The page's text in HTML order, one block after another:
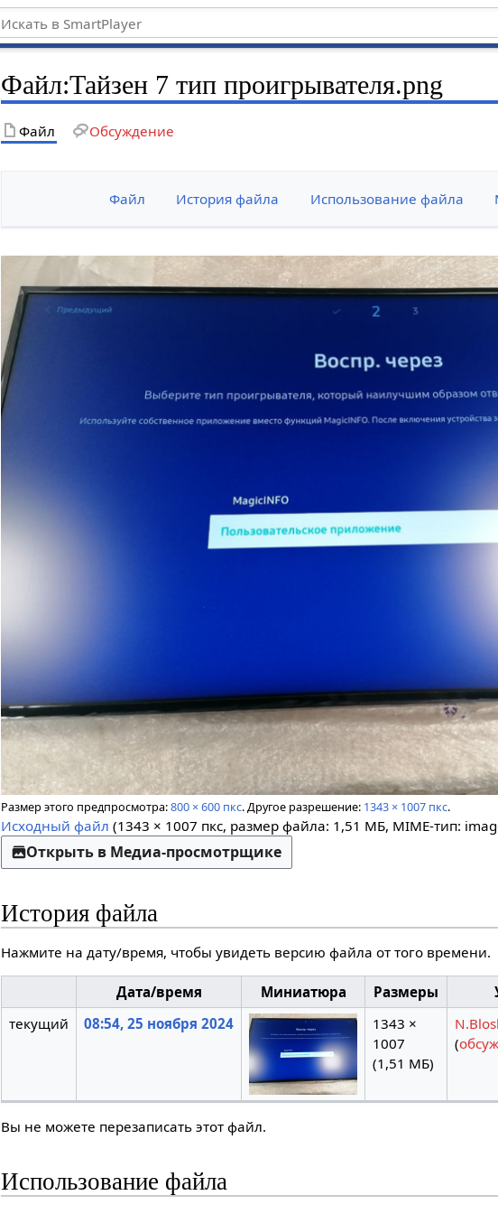
Файл:Тайзен 7 тип проигрывателя.png
Файл Обсуждение
Файл История файла Использование файла
Размер этого предпросмотра:800 × 600 пкс. Другое разрешение: 1343 × 1007 пкс.
Исходный файл (1343 × 1007 пкс, размер файла: 1,51 МБ, MIME-тип:
Открыть в Медиа-просмотрщике
История файла
Нажмите на дату/время, чтобы увидеть версию файла от того времени.
Дата/время Миниатюра Размеры
текущий
08:54, 25 ноября 2024
1343 ×
1007
(1,51 МБ)
(
Вы не можете перезаписать этот файл.
Использование файла